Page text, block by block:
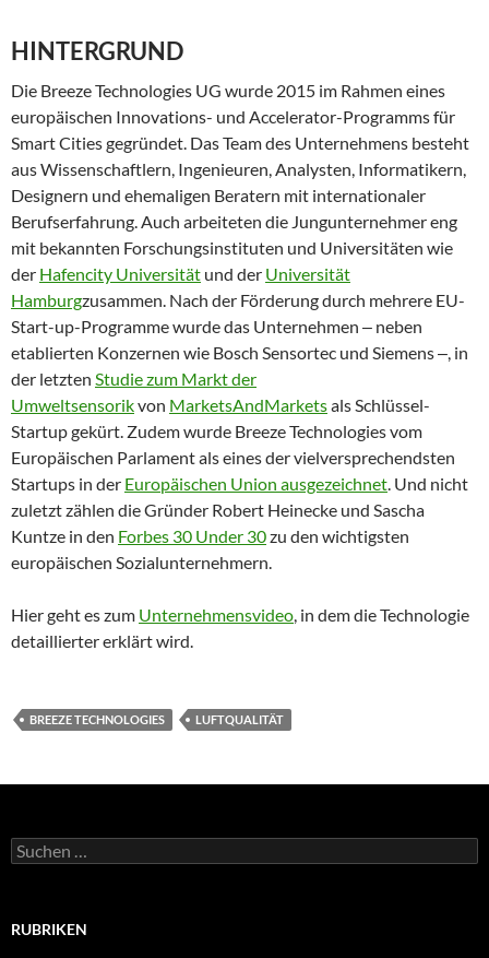
HINTERGRUND
Die Breeze Technologies UG wurde 2015 im Rahmen eines
europäischen Innovations- und Accelerator-Programms für
Smart Cities gegründet. Das Team des Unternehmens besteht
aus Wissenschaftlern, Ingenieuren, Analysten, Informatikern,
Designern und ehemaligen Beratern mit internationaler
Berufserfahrung. Auch arbeiteten die Jungunternehmer eng
mit bekannten Forschungsinstituten und Universitäten wie
der Hafencity Universität und der Universität
Hamburgzusammen. Nach der Förderung durch mehrere EU-
Start-up-Programme wurde das Unternehmen ‒ neben
etablierten Konzernen wie Bosch Sensortec und Siemens ‒, in
der letzten Studie zum Markt der
Umweltsensorikvon MarketsAndMarketsals Schlüssel-
Startup gekürt. Zudem wurde Breeze Technologies vom
Europäischen Parlament als eines der vielversprechendsten
Startups in der Europäischen Union ausgezeichnet . Und nicht
zuletzt zählen die Gründer Robert Heinecke und Sascha
Kuntze in den Forbes 30 Under 30zu den wichtigsten
europäischen Sozialunternehmern.
Hier geht es zum Unternehmensvideo , in dem die Technologie
detaillierter erklärt wird.
BREEZE TECHNOLOGIES LUFTQUALITÄT
Suchen
nach:
RUBRIKEN